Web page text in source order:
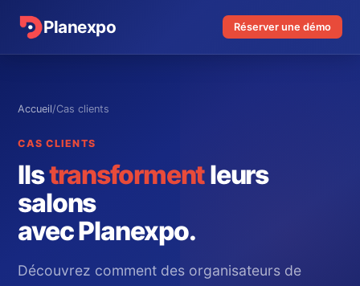
Planexpo Réserver une démo
Accueil/Cas clients
CAS CLIENTS
Ilstransformentleurs
salons
avec Planexpo.
Découvrez comment des organisateurs de